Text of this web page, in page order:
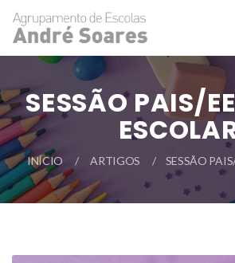
SESSÃO PAIS/
INÍCIO ARTIGOS SESSÃO